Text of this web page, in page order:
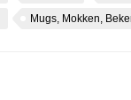
Mugs, Mokken,